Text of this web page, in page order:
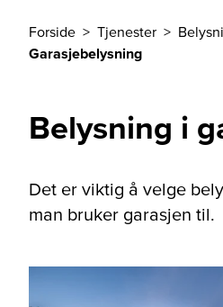
Du er her
Forside Tjenester
Garasjebelysning
Belysning i
Det er viktig å velge
man bruker garasjen til.